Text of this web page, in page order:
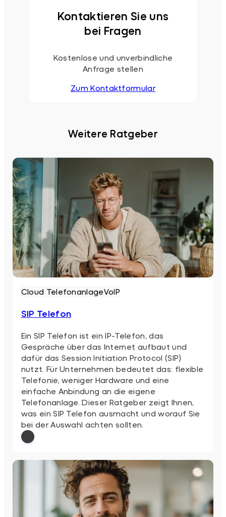
Kontaktieren Sie uns
bei Fragen
Kostenlose und unverbindliche
Anfrage stellen
Zum Kontaktformular
Weitere Ratgeber
Cloud TelefonanlageVoIP
SIP Telefon
Ein SIP Telefon ist ein IP-Telefon, das
Gespräche über das Internet aufbaut und
dafür das Session Initiation Protocol (SIP)
nutzt. Für Unternehmen bedeutet das: flexible
Telefonie, weniger Hardware und eine
einfache Anbindung an die eigene
Telefonanlage. Dieser Ratgeber zeigt Ihnen,
was ein SIP Telefon ausmacht und worauf Sie
bei der Auswahl achten sollten.